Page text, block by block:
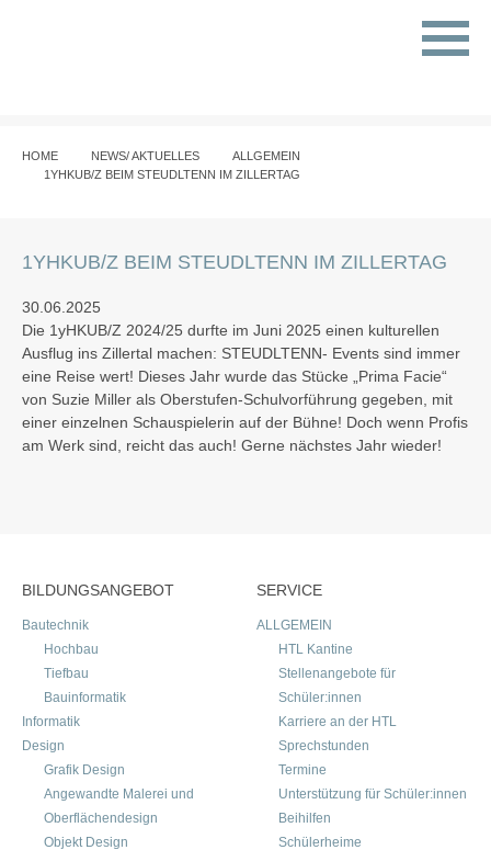
HOME NEWS/ AKTUELLES
ALLGEMEIN
1YHKUB/Z BEIM STEUDLTENN IM ZILLERTAG
1YHKUB/Z BEIM STEUDLTENN IM ZILLERTAG
30.06.2025
Die 1yHKUB/Z 2024/25 durfte im Juni 2025 einen kulturellen
Ausflug ins Zillertal machen: STEUDLTENN- Events sind immer
eine Reise wert! Dieses Jahr wurde das Stücke „Prima Facie“
von Suzie Miller als Oberstufen-Schulvorführung gegeben, mit
einer einzelnen Schauspielerin auf der Bühne! Doch wenn Profis
am Werk sind, reicht das auch! Gerne nächstes Jahr wieder!
BILDUNGSANGEBOT
Bautechnik
Hochbau
Tiefbau
Bauinformatik
Informatik
Design
Grafik Design
Angewandte Malerei und
Oberflächendesign
Objekt Design
SERVICE
ALLGEMEIN
HTL Kantine
Stellenangebote für
Schüler:innen
Karriere an der HTL
Sprechstunden
Termine
Unterstützung für Schüler:innen
Beihilfen
Schülerheime